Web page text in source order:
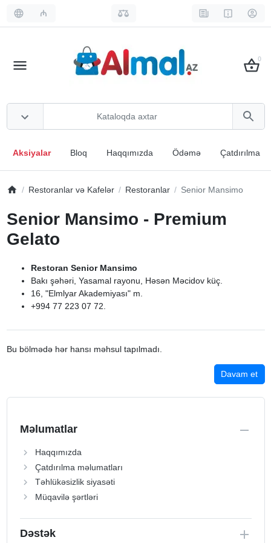
₼
0
Aksiyalar Bloq Haqqımızda Ödəmə Çatdırılma
Restoranlar və Kafelər Restoranlar Senior Mansimo
Senior Mansimo - Premium
Gelato
Restoran Senior Mansimo
Bakı şəhəri, Yasamal rayonu, Həsən Məcidov küç.
16, "Elmlyar Akademiyası" m.
+994 77 223 07 72.
Bu bölmədə hər hansı məhsul tapılmadı.
Davam et
Məlumatlar
Haqqımızda
Çatdırılma məlumatları
Təhlükəsizlik siyasəti
Müqavilə şərtləri
Dəstək